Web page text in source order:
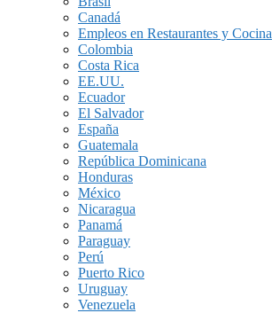
Canadá
Empleos en Restaurantes y Cocina
Colombia
Costa Rica
EE.UU.
Ecuador
El Salvador
España
Guatemala
República Dominicana
Honduras
México
Nicaragua
Panamá
Paraguay
Perú
Puerto Rico
Uruguay
Venezuela